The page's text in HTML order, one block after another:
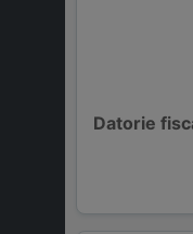
Datorie